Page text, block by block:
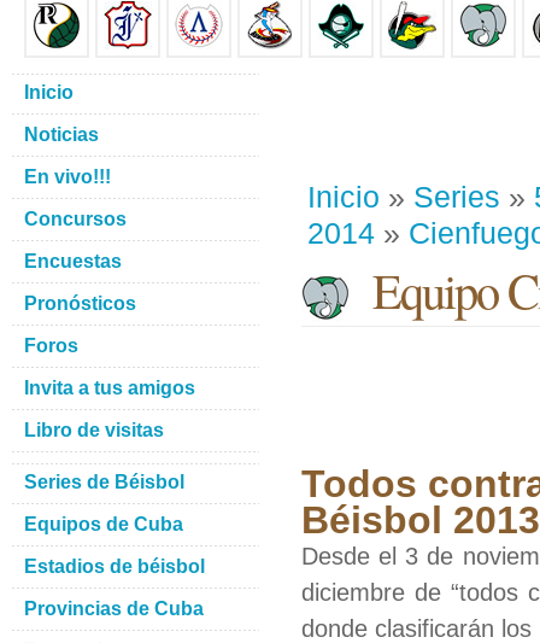
Inicio » Series »
2014 »
Equipo
Todos
Béisbol
Desde el 3 de
diciembre de “todos
donde clasificarán
Inicio
Noticias
En vivo!!!
Concursos
Encuestas
Pronósticos
Foros
Invita a tus amigos
Libro de visitas
Series de Béisbol
Equipos de Cuba
Estadios de béisbol
Provincias de Cuba